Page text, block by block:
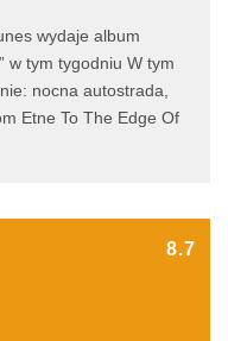
wydaje album
w tym tygodniu W tym
nocna autostrada,
Etne To The Edge Of
8.7